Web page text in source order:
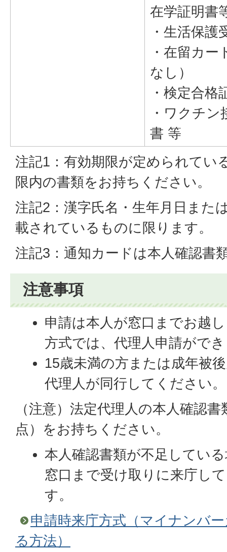
在学証明書
・生活保護
・在留カー
なし）
・検定合格
・ワクチン
書 等
注記1：有効期限が定められてい
限内の書類をお持ちください。
注記2：漢字氏名・生年月日また
載されているものに限ります。
注記3：通知カードは本人確認書
注意事項
申請は本人が窓口までお越
方式では、代理人申請がで
15歳未満の方または成年被
代理人が同行してください。
（注意）法定代理人の本人確認
点）をお持ちください。
本人確認書類が不足してい
窓口まで受け取りに来庁し
す。
申請時来庁方式（マイナンバ
る方法）